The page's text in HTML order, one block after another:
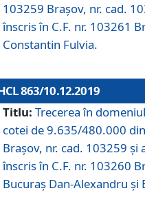
103259 Brașov, nr. cad.
înscris în C.F. nr. 103261
Constantin Fulvia.
863/10.12.2019
Titlu: Trecerea în
cotei de 9.635/480.000
Brașov, nr. cad. 103259
înscris în C.F. nr. 103260
Bucuraș Dan-Alexandru și